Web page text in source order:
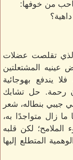
من خوفها:
تقلصت عضلات
عينيه المشتعلتين
يندفع بهوجائية
رحمة. حل تشابك
جيبي بنطاله، شعر
زال متواجدًا به،
الملامح؛ لكن قلبه
المتطلع إليها